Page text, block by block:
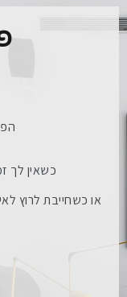
כשאין לך
או כשחייבת לרוץ